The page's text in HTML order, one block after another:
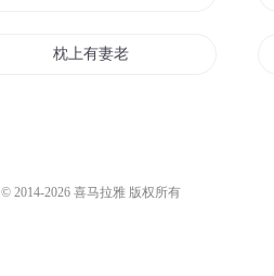
枕上有妻老公好羞羞
© 2014-2026 喜马拉雅 版权所有